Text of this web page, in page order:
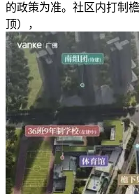
的政策为准。社区内打制
顶），